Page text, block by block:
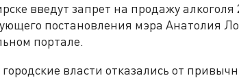
введут запрет на продажу
постановления мэра Анатолия
портале.
городские власти отказались от